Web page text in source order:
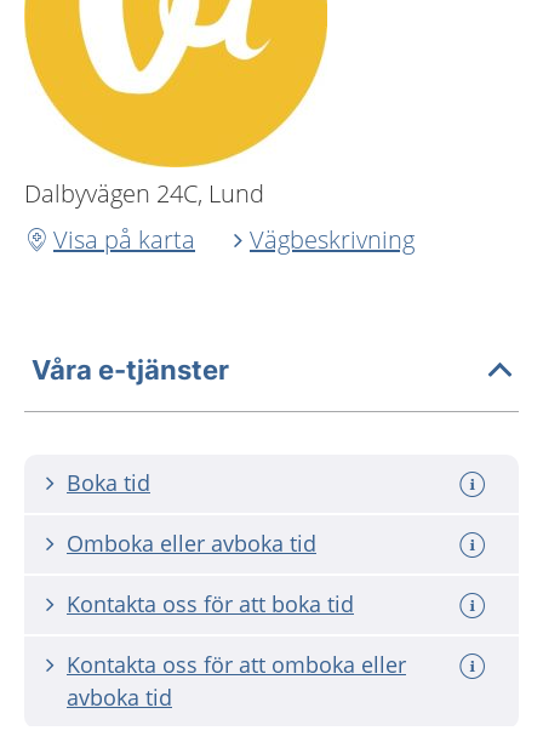
Dalbyvägen 24C, Lund
Visa på karta
Vägbeskrivning
Våra e-tjänster
Boka tid
Omboka eller avboka tid
Kontakta oss för att boka tid
Kontakta oss för att omboka eller
avboka tid